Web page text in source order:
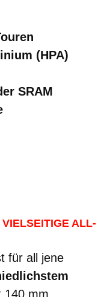
(HPA)
SRAM
ALL-
für all jene
140 mm